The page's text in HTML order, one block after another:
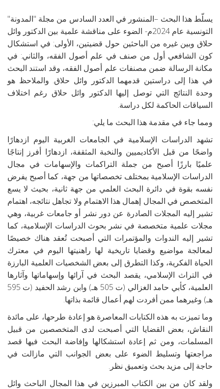
يسلّط هذا البحث –المنشور في العدد السادس من مجلة "المدونة"
التونسية عام 2024م- الضوء على مناقشة علمية بين الدكتور وائل
حلاق وبين غيره من الباحثين حول قضيتين، الأولى: في استشكال
كون الشافعي أول من صنف في علم أصول الفقه، والثاني: في
مكانة الرسالة ضمن مصنفات علم أصول الفقه، وقد استند البحث
في هذا إلى دراستين قدمهما الدكتور وائل حلاق. والملاحظ هو
وحدة النتائج التي توصل إليها الدكتور وائل حلاق رغم اختلاف
السياقات الحاكمة لكل دراسة.
ومما جاء في مقدمة هذا البحث ما يلي:
تشهد الدراسات الإسلامية في الجامعات الغربية اليوم ازدهارًا
واضحًا من قبل الأكاديميين والنخبة المثقفة، ازدهارًا أفرز إنتاجًا
علميًا بارزًا أصبح من جملة التراكمات والإسهامات في مجال
الدراسات الإسلامية بمختلف تخصصاتها من جهة، كما أصبح يفرض
نفسه بقوة في دائرة البحث العلمي من جهة ثانية، بحيث لا يسع
المتخصص في المجال إهمال هذا الاهتمام ولا تجاهل نتائجه، اهتمام
تشير إليه المجلات الصادرة عن دور نشر أو جامعات غربية، وهي
مجلات علمية متخصصة في نشر بحوث الدراسات الإسلامية، كما
تشير إليه الندوات والمؤتمرات التي أصبحت تُعقد هناك خصيصًا
لمعالجة مواضيع وقضايا تاريخية لها راهنيتها اليوم في معترك
الحياة الفكرية، وكذا التطرق إلى بعض الشخصيات العلمية البارزة
في التراث الإسلامي، يقصد البحث في آرائها وإسهاماتها وآثارها
العلمية، كأبي حامد الغزالي (ت 505 هـ) وابن رشد الحفيد (ت 595
هـ) وغيرهما ممن أفردت لهم أعمال قائمة بذاتها.
وما تميزت به هذه الكتابات المعاصرة هو إعادة طرحها، على مائدة
النقاش، بعض القضايا التي أصبحت لدى المتخصصين من قبيل
المسلمات، ومن ثم إعادة استشكالها وإفاضة البحث فيها قصد
مراجعتها وتسليط الضوء على بعض الجوانب التي مازالت في
حاجة إلى مزيد بحث وتعميق نظر.
ولقد كان من بين الكتاب المبرزين في هذا المجال الباحث وائل